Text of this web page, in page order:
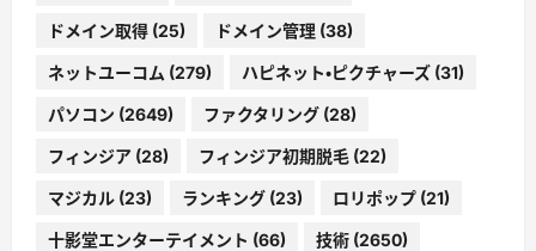
ドメイン取得 (25) ドメイン管理 (38)
ネットユーコム (279) ハピネット・ピクチャーズ (31)
パソコン (2649) ファクタリング (28)
フィンジア (28) フィンジア初期脱毛 (22)
マジカル (23) ランキング (23) ロリポップ (21)
十影堂エンターテイメント (66) 技術 (2650)